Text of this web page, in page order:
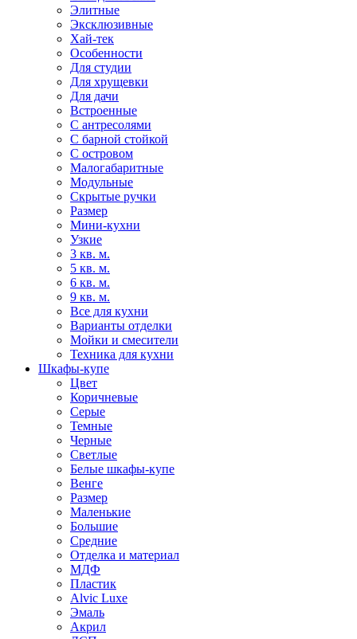
Элитные
Эксклюзивные
Хай-тек
Особенности
Для студии
Для хрущевки
Для дачи
Встроенные
С антресолями
С барной стойкой
С островом
Малогабаритные
Модульные
Скрытые ручки
Размер
Мини-кухни
Узкие
3 кв. м.
5 кв. м.
6 кв. м.
9 кв. м.
Все для кухни
Варианты отделки
Мойки и смесители
Техника для кухни
Шкафы-купе
Цвет
Коричневые
Серые
Темные
Черные
Светлые
Белые шкафы-купе
Венге
Размер
Маленькие
Большие
Средние
Отделка и материал
МДФ
Пластик
Alvic Luxe
Эмаль
Акрил